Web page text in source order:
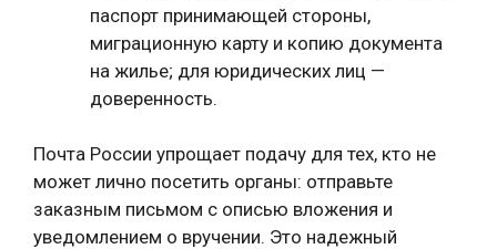
паспорт принимающей стороны,
миграционную карту и копию документа
на жилье; для юридических лиц —
доверенность.
Почта России упрощает подачу для тех, кто не
может лично посетить органы: отправьте
заказным письмом с описью вложения и
уведомлением о вручении. Это надежный